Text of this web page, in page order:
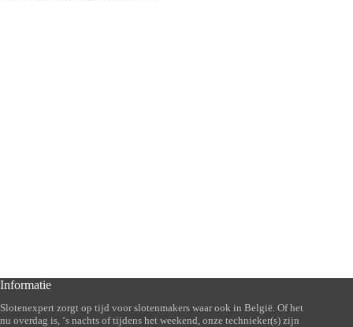
Informatie
Slotenexpert zorgt op tijd voor slotenmakers waar ook in België. Of het
nu overdag is, ‘s nachts of tijdens het weekend, onze technieker(s) zijn